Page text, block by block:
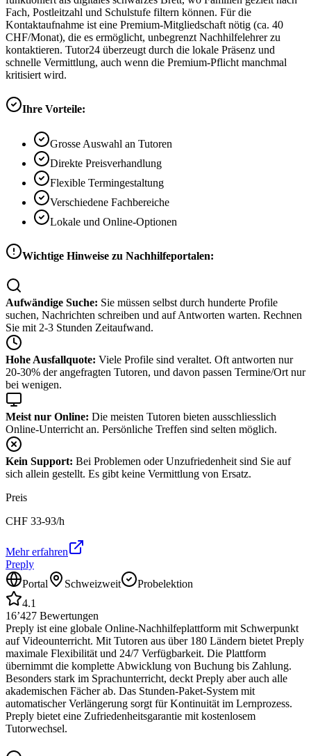
Fach, Postleitzahl und Schulstufe filtern können. Für die
Kontaktaufnahme ist eine Premium-Mitgliedschaft nötig (ca. 40
CHF/Monat), die es ermöglicht, unbegrenzt Nachhilfelehrer zu
kontaktieren. Tutor24 überzeugt durch die lokale Präsenz und
schnelle Vermittlung, auch wenn die Premium-Pflicht manchmal
kritisiert wird.
Ihre Vorteile:
Grosse Auswahl an Tutoren
Direkte Preisverhandlung
Flexible Termingestaltung
Verschiedene Fachbereiche
Lokale und Online-Optionen
Wichtige Hinweise zu Nachhilfeportalen:
Aufwändige Suche: Sie müssen selbst durch hunderte Profile
suchen, Nachrichten schreiben und auf Antworten warten. Rechnen
Sie mit 2-3 Stunden Zeitaufwand.
Hohe Ausfallquote: Viele Profile sind veraltet. Oft antworten nur
20-30% der angefragten Tutoren, und davon passen Termine/Ort nur
bei wenigen.
Meist nur Online: Die meisten Tutoren bieten ausschliesslich
Online-Unterricht an. Persönliche Treffen sind selten möglich.
Kein Support: Bei Problemen oder Unzufriedenheit sind Sie auf
sich allein gestellt. Es gibt keine Vermittlung von Ersatz.
Preis
CHF 33-93/h
Mehr erfahren
Preply
Portal
Schweizweit
Probelektion
4.1
16’427 Bewertungen
Preply ist eine globale Online-Nachhilfeplattform mit Schwerpunkt
auf Videounterricht. Mit Tutoren aus über 180 Ländern bietet Preply
maximale Flexibilität und 24/7 Verfügbarkeit. Die Plattform
übernimmt die komplette Abwicklung von Buchung bis Zahlung.
Besonders stark im Sprachunterricht, deckt Preply aber auch alle
akademischen Fächer ab. Das Stunden-Paket-System mit
automatischer Verlängerung sorgt für Kontinuität im Lernprozess.
Preply bietet eine Zufriedenheitsgarantie mit kostenlosem
Tutorwechsel.